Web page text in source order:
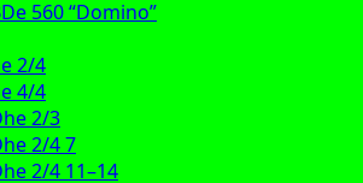
560 “Domino”
2/4
4/4
2/3
2/4 7
2/4 11–14